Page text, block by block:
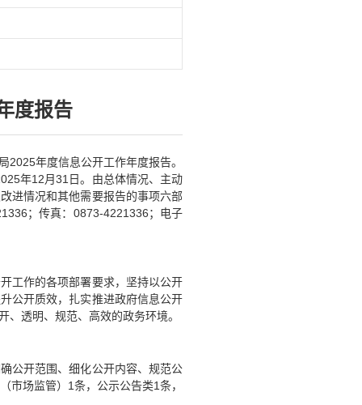
度报告
年度信息公开工作年度报告。
年12月31日。由总体情况、主动
进情况和其他需要报告的事项六部
；传真：0873-4221336；电子
工作的各项部署要求，坚持以公开
公开质效，扎实推进政府信息公开
透明、规范、高效的政务环境。
公开范围、细化公开内容、规范公
市场监管）1条，公示公告类1条，